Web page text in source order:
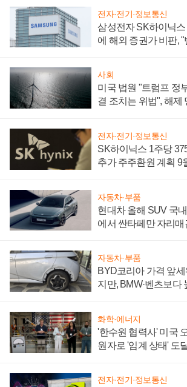
전자·전기·정보통신
삼성전자 SK하이닉
에 해외 증권가 비판,
사회
미국 법원 "트럼프 정
결 조치는 위법", 해제
전자·전기·정보통신
SK하이닉스 1주당
추가 주주환원 계획 9
자동차·부품
현대차 올해 SUV 국
에서 싼타페만 자리매
자동차·부품
BYD코리아 가격 앞
지만, BMW·벤츠보다
화학·에너지
'한수원 협력사' 미국
원자로 '임계 상태' 도
전자·전기·정보통신